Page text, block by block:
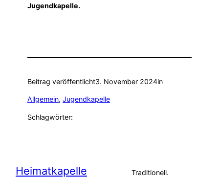
Jugendkapelle.
Beitrag veröffentlicht3. November 2024in
Allgemein, Jugendkapelle
Schlagwörter:
Heimatkapelle
Traditionell.